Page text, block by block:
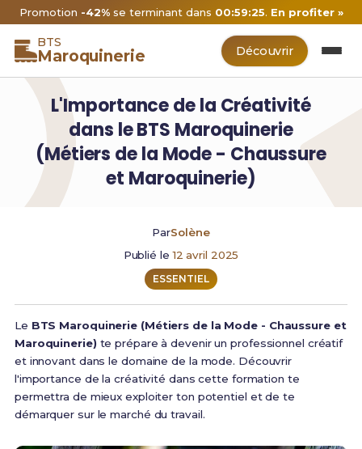
Promotion -42%se terminant dans 00:59:25. En profiter »
BTS
Maroquinerie Découvrir
L'Importance de la Créativité
dans le BTS Maroquinerie
(Métiers de la Mode - Chaussure
et Maroquinerie)
ParSolène
Publié le12 avril 2025
ESSENTIEL
Le BTS Maroquinerie (Métiers de la Mode - Chaussure et
Maroquinerie) te prépare à devenir un professionnel créatif
et innovant dans le domaine de la mode. Découvrir
l'importance de la créativité dans cette formation te
permettra de mieux exploiter ton potentiel et de te
démarquer sur le marché du travail.